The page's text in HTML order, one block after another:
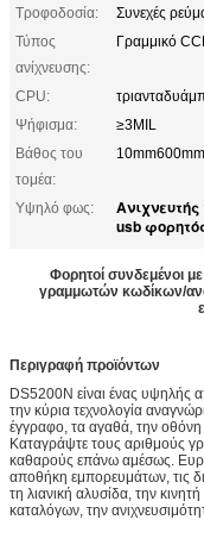
Τροφοδοσία:
Συνεχές
Τύπος
ανίχνευσης:
Γραμμικό
CPU:
Ψήφισμα:
≥3MIL
Βάθος του
τομέα:
10mm600mm
Υψηλό φως:
usb
Φορητοί συνδεμένοι
γραμμωτών κωδίκων/
Περιγραφή προϊόντων
DS5200N είναι ένας υψηλής
την κύρια τεχνολογία
έγγραφο, τα αγαθά, την
Καταγράψτε τους αριθμούς
καθαρούς επάνω αμέσως.
αποθήκη εμπορευμάτων, τις
τη λιανική αλυσίδα, την
καταλόγων, την